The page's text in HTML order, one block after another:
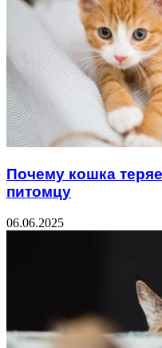
Почему кошка
питомцу
06.06.2025